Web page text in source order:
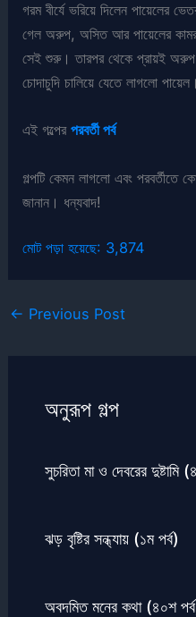
গরম বীর্যে ভরিয়ে দিলেন পায়েলের
গেল অরুপ, অসিত আর পায়েলের
সেই শুরু। তারপর থেকে প্রায়ই
চোদাচুদি চালিয়ে যেতে লাগলো পায়েল।
এই গল্পেরপরবর্তী পর্ব
গল্পটি কেমন লাগলো এবং পরবর্তীতে
জানান। ধন্যবাদ!
মোট পড়া হয়েছে: 3,874
← Previous Post
অনুরূপ গল্প
সুচরিতা মা ও দেবরের দুষ্টামি
ঝড় বৃষ্টির সন্ধ্যায় (১ম পর্ব)
অবদমিত মনের কথা (৪০শ